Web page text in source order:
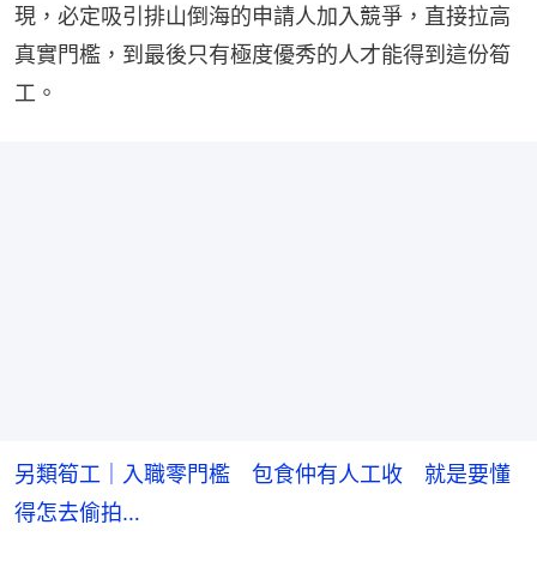
現，必定吸引排山倒海的申請人加入競爭，直接拉高
真實門檻，到最後只有極度優秀的人才能得到這份筍
工。
另類筍工｜入職零門檻 包食仲有人工收 就是要懂
得怎去偷拍…